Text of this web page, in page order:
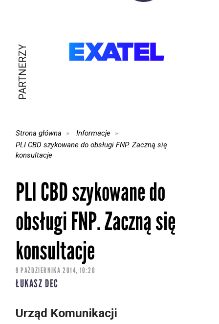
PARTNERZY
Strona główna
Informacje
PLI CBD szykowane do obsługi FNP. Zaczną się
konsultacje
PLI CBD szykowane do
obsługi FNP. Zaczną się
konsultacje
9 PAŹDZIERNIKA 2014, 10:20
ŁUKASZ DEC
Urząd Komunikacji